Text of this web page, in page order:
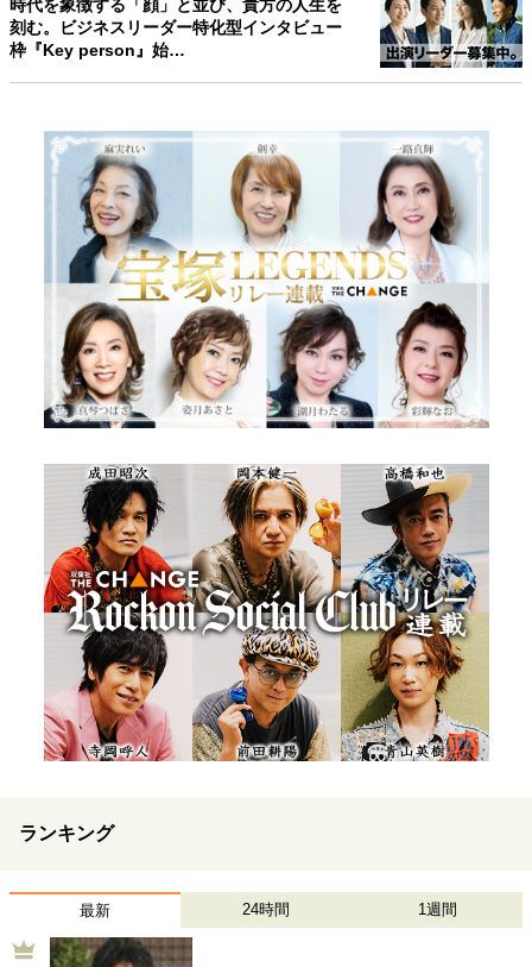
時代を象徴する「顔」と並び、貴方の人生を
刻む。ビジネスリーダー特化型インタビュー
枠『Key person』始…
ランキング
最新 24時間 1週間